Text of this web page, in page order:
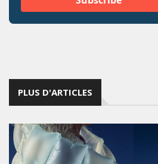
PLUS D'ARTICLES